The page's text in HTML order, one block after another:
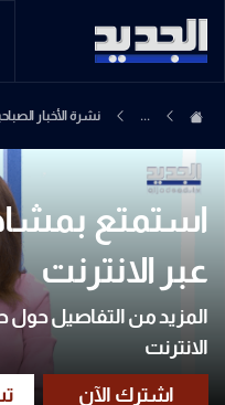
... نشرة الأخبار
استمتع
عبر الانترنت
المزيد من التفاصيل
الانترنت